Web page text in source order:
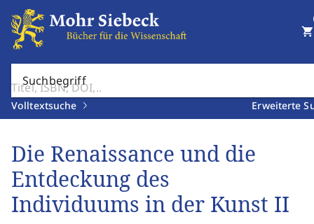
Suchbegriff
Volltextsuche Erweiterte
shopping_cart
Die Renaissance und die
Entdeckung des
Individuums in der Kunst II